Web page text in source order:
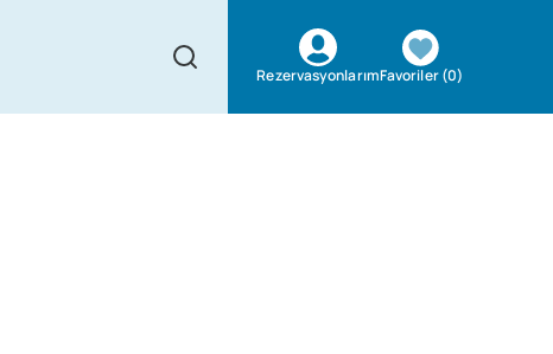
RezervasyonlarımFavoriler(0)